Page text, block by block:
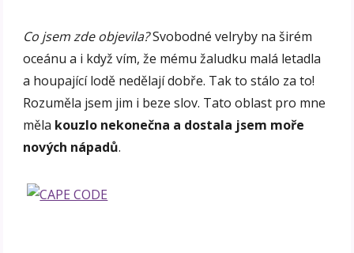
Co jsem zde objevila?Svobodné velryby na širém
oceánu a i když vím, že mému žaludku malá letadla
a houpající lodě nedělají dobře. Tak to stálo za to!
Rozuměla jsem jim i beze slov. Tato oblast pro mne
měla kouzlo nekonečna a dostala jsem moře
nových nápadů.